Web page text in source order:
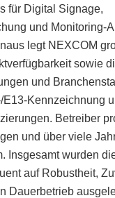
für Digital Signage,
und Monitoring-
legt NEXCOM
sowie
und
Kennzeichnung
Betreiber
und über viele
Insgesamt wurden
auf Robustheit,
Dauerbetrieb